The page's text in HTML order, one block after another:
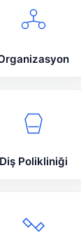
Diş Polikliniği